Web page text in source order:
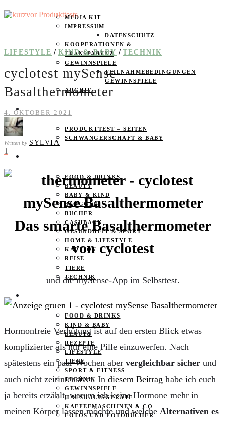
MEDIA KIT
IMPRESSUM
DATENSCHUTZ
KOOPERATIONEN &
TRANSPARENZ
GEWINNSPIELE
TEILNAHMEBEDINGUNGEN
GEWINNSPIELE
ARCHIV
SPAREN
PRODUKTTEST – SEITEN
SCHWANGERSCHAFT & BABY
FOOD & DRINKS
BEAUTY
BABY & KIND
BLOGGER
BÜCHER
CASHBACK
GESUNDHEIT & SPORT
HOME & LIFESTYLE
KAUTION
REISE
TIERE
TECHNIK
FOOD & DRINKS
KIND & BABY
BEAUTY
REZEPTE
LIFESTYLE
TIERE
SPORT & FITNESS
TECHNIK
GEWINNSPIELE
HAUSHALTSGERÄTE
KAFFEEMASCHINEN & CO
FOTOS UND FOTOBÜCHER
LIFESTYLE / KIND & BABY / TECHNIK
cyclotest mySense
Basalthermometer
4. OKTOBER 2021
Written by SYLVIA
1
Das smarte Basalthermometer
von cyclotest
und die mySense-App im Selbsttest.
Hormonfreie Verhütung ist auf den ersten Blick etwas
komplizierter als nur eine Pille einzuwerfen. Nach
spätestens ein paar Wochen aber vergleichbar sicher und
auch nicht zeitintensiver. In diesem Beitrag habe ich euch
ja bereits erzählt, warum ich keine Hormone mehr in
meinen Körper lassen möchte und welche Alternativen es